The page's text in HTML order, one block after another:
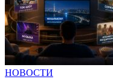
НОВОСТИ